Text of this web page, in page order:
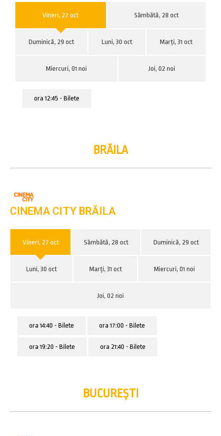
Vineri, 27 oct Sâmbătă, 28 oct
Duminică, 29 oct Luni, 30 oct Marți, 31 oct
Miercuri, 01 noi Joi, 02 noi
ora 12:45 - Bilete
BRĂILA
CINEMA CITY BRĂILA
Vineri, 27 oct Sâmbătă, 28 oct Duminică, 29 oct
Luni, 30 oct Marți, 31 oct Miercuri, 01 noi
Joi, 02 noi
ora 14:40 - Bilete ora 17:00 - Bilete
ora 19:20 - Bilete ora 21:40 - Bilete
BUCUREȘTI